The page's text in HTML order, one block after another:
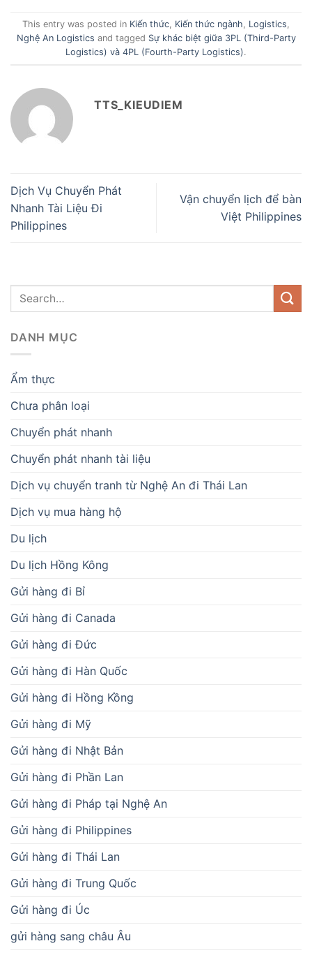
This entry was posted in Kiến thức Kiến thức ngành Logistics
Nghệ An Logistics and tagged Sự khác biệt giữa 3PL (Third-Party
Logistics) và 4PL (Fourth-Party Logistics).
TTS_KIEUDIEM
Dịch Vụ Chuyển Phát
Nhanh Tài Liệu Đi
Philippines
Vận chuyển lịch để bàn
Việt Philippines
DANH MỤC
Ẩm thực
Chưa phân loại
Chuyển phát nhanh
Chuyển phát nhanh tài liệu
Dịch vụ chuyển tranh từ Nghệ An đi Thái Lan
Dịch vụ mua hàng hộ
Du lịch
Du lịch Hồng Kông
Gửi hàng đi Bỉ
Gửi hàng đi Canada
Gửi hàng đi Đức
Gửi hàng đi Hàn Quốc
Gửi hàng đi Hồng Kồng
Gửi hàng đi Mỹ
Gửi hàng đi Nhật Bản
Gửi hàng đi Phần Lan
Gửi hàng đi Pháp tại Nghệ An
Gửi hàng đi Philippines
Gửi hàng đi Thái Lan
Gửi hàng đi Trung Quốc
Gửi hàng đi Úc
gửi hàng sang châu Âu